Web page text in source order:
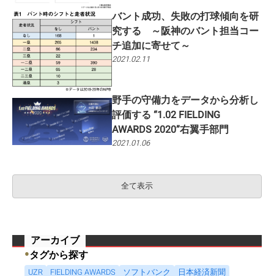
バント成功、失敗の打球傾向を研
究する ～阪神のバント担当コー
チ追加に寄せて～
2021.02.11
野手の守備力をデータから分析し
評価する “1.02 FIELDING
AWARDS 2020”右翼手部門
2021.01.06
全て表示
アーカイブ
●タグから探す
UZR FIELDING AWARDS ソフトバンク
日本経済新聞